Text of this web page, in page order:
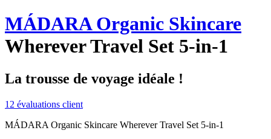
MÁDARA Organic Skincare
Wherever Travel Set 5-in-1
La trousse de voyage idéale !
12 évaluations client
MÁDARA Organic Skincare Wherever Travel Set 5-in-1